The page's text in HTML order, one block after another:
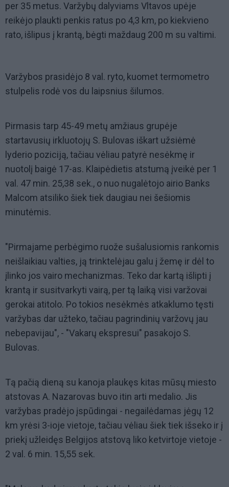
per 35 metus. Varžybų dalyviams Vltavos upėje
reikėjo plaukti penkis ratus po 4,3 km, po kiekvieno
rato, išlipus į krantą, bėgti maždaug 200 m su valtimi.
Varžybos prasidėjo 8 val. ryto, kuomet termometro
stulpelis rodė vos du laipsnius šilumos.
Pirmasis tarp 45-49 metų amžiaus grupėje
startavusių irkluotojų S. Bulovas iškart užsiėmė
lyderio poziciją, tačiau vėliau patyrė nesėkmę ir
nuotolį baigė 17-as. Klaipėdietis atstumą įveikė per 1
val. 47 min. 25,38 sek., o nuo nugalėtojo airio Banks
Malcom atsiliko šiek tiek daugiau nei šešiomis
minutėmis.
"Pirmajame perbėgimo ruože sušalusiomis rankomis
neišlaikiau valties, ją trinktelėjau galu į žemę ir dėl to
įlinko jos vairo mechanizmas. Teko dar kartą išlipti į
krantą ir susitvarkyti vairą, per tą laiką visi varžovai
gerokai atitolo. Po tokios nesėkmės atkaklumo tęsti
varžybas dar užteko, tačiau pagrindinių varžovų jau
nebepavijau", - "Vakarų ekspresui" pasakojo S.
Bulovas.
Tą pačią dieną su kanoja plaukęs kitas mūsų miesto
atstovas A. Nazarovas buvo itin arti medalio. Jis
varžybas pradėjo įspūdingai - negailėdamas jėgų 12
km yrėsi 3-ioje vietoje, tačiau vėliau šiek tiek išseko ir į
priekį užleidęs Belgijos atstovą liko ketvirtoje vietoje -
2 val. 6 min. 15,55 sek.